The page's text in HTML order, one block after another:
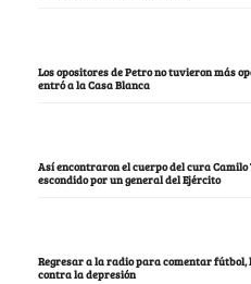
Los opositores de Petro no tuvieron más
entró a la Casa Blanca
Así encontraron el cuerpo del cura Camilo
escondido por un general del Ejército
Regresar a la radio para comentar
contra la depresión